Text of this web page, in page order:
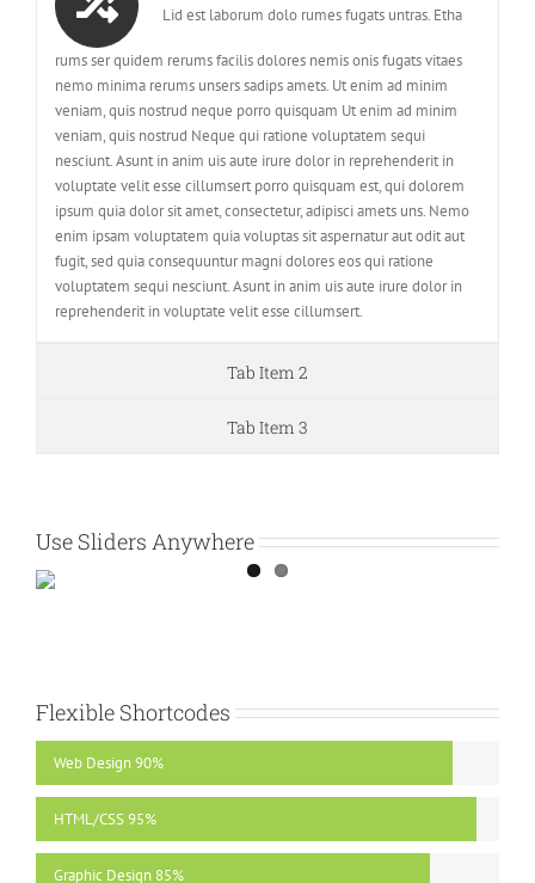
Lid est laborum dolo rumes fugats untras. Etha
rums ser quidem rerums facilis dolores nemis onis fugats vitaes
nemo minima rerums unsers sadips amets. Ut enim ad minim
veniam, quis nostrud neque porro quisquam Ut enim ad minim
veniam, quis nostrud Neque qui ratione voluptatem sequi
nesciunt. Asunt in anim uis aute irure dolor in reprehenderit in
voluptate velit esse cillumsert porro quisquam est, qui dolorem
ipsum quia dolor sit amet, consectetur, adipisci amets uns. Nemo
enim ipsam voluptatem quia voluptas sit aspernatur aut odit aut
fugit, sed quia consequuntur magni dolores eos qui ratione
voluptatem sequi nesciunt. Asunt in anim uis aute irure dolor in
reprehenderit in voluptate velit esse cillumsert.
Tab Item 2
Tab Item 3
Use Sliders Anywhere
Flexible Shortcodes
Web Design90%
HTML/CSS95%
Graphic Design 85%